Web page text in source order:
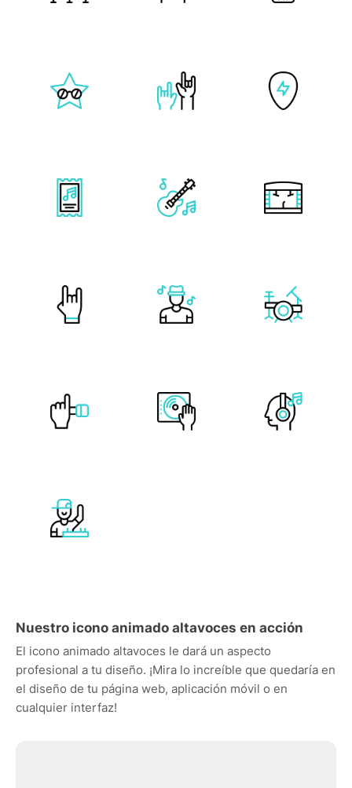
Nuestro icono animado altavoces en acción
El icono animado altavoces le dará un aspecto
profesional a tu diseño. ¡Mira lo increíble que quedaría en
el diseño de tu página web, aplicación móvil o en
cualquier interfaz!